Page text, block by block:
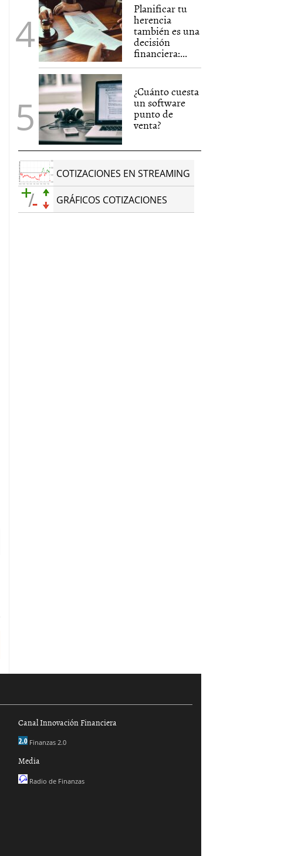
Planificar tu
herencia
también es una
decisión
financiera:...
¿Cuánto cuesta
un software
punto de
venta?
COTIZACIONES EN STREAMING
GRÁFICOS COTIZACIONES
Canal Innovación Financiera
Finanzas 2.0
Media
Radio de Finanzas